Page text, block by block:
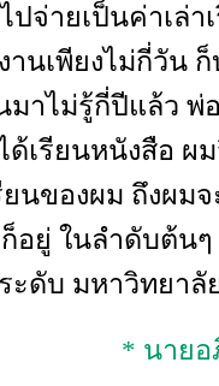
ปจ่ายเป็นค่าเล่า
านเพียงไม่กี่วัน
มาไม่รู้กี่ปีแล้ว พ่
ด้เรียนหนังสือ ผ
ยนของผม ถึงผม
อยู่ ในลำดับต้นๆ
ะดับ มหาวิทยาลั
* นายอ